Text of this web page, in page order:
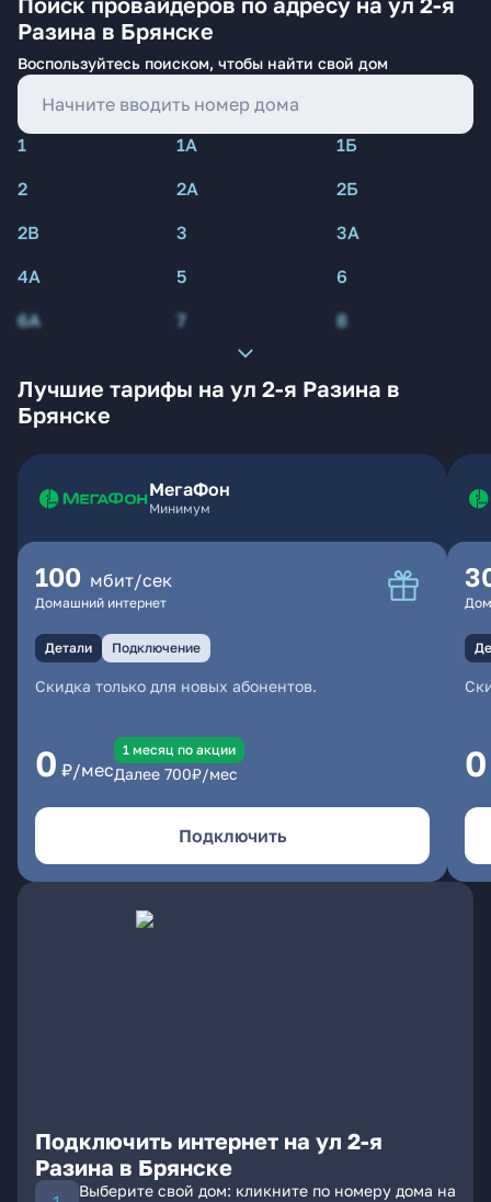
Разина в Брянске
Воспользуйтесь поиском, чтобы найти свой дом
1 1А
1Б
2
2А
2Б
2В
3
3А
4А
5
6
6А
7 8
Лучшие тарифы на ул 2-я Разина в
Брянске
МегаФон
Минимум
100 мбит/сек
Домашний интернет
Детали Подключение
Скидка только для новых абонентов.
0 ₽/мес
1 месяц по акции
Далее 700₽/мес
Подключить
0
Подключить интернет на ул 2-я
Разина в Брянске
Выберите свой дом: кликните по номеру дома на